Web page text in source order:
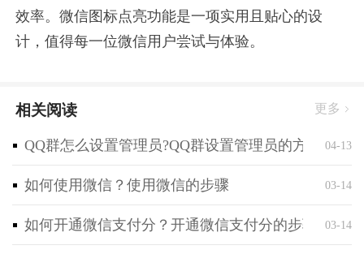
效率。微信图标点亮功能是一项实用且贴心的设
计，值得每一位微信用户尝试与体验。
相关阅读 更多
QQ群怎么设置管理员?QQ群设置管理员的方法 04-13
如何使用微信？使用微信的步骤 03-14
如何开通微信支付分？开通微信支付分的步骤 03-14